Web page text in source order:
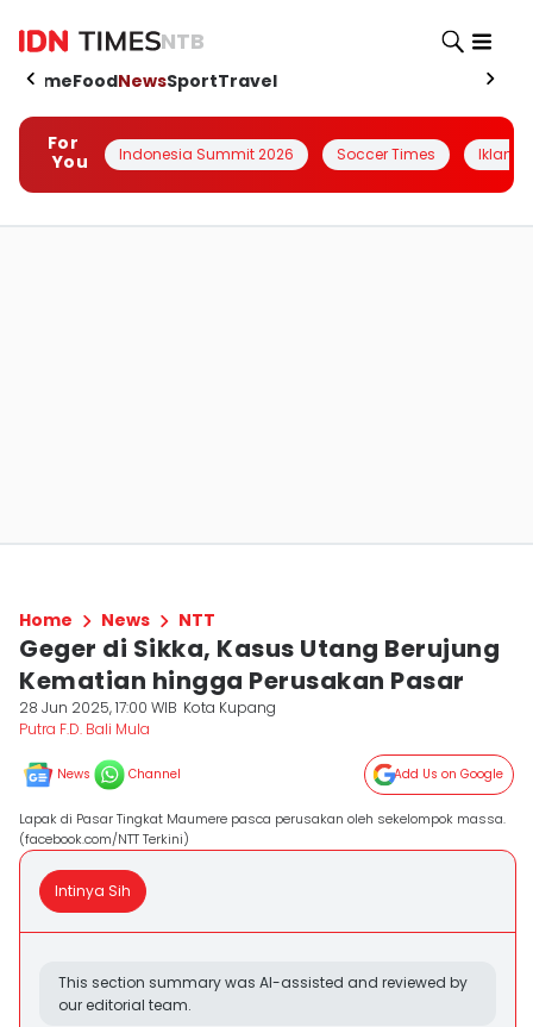
NTB
HomeFoodNewsSportTravel
For
You
Indonesia Summit 2026 Soccer Times Iklanin
Home News NTT
Geger di Sikka, Kasus Utang Berujung
Kematian hingga Perusakan Pasar
28 Jun 2025, 17:00 WIB Kota Kupang
Putra F.D. Bali Mula
News Channel Add Us on Google
Lapak di Pasar Tingkat Maumere pasca perusakan oleh sekelompok massa.
(facebook.com/NTT Terkini)
Intinya Sih
This section summary was AI-assisted and reviewed by
our editorial team.